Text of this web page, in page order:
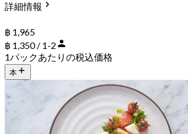
詳細情報
฿ 1,965
฿ 1,350 / 1-2
1パックあたりの税込価格
本